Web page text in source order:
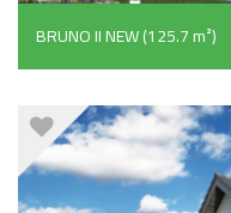
BRUNO II NEW (125.7 m²)